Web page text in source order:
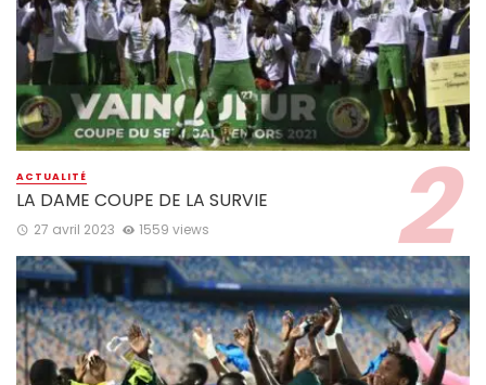
ACTUALITÉ
LA DAME COUPE DE LA SURVIE
27 avril 2023 1559 views